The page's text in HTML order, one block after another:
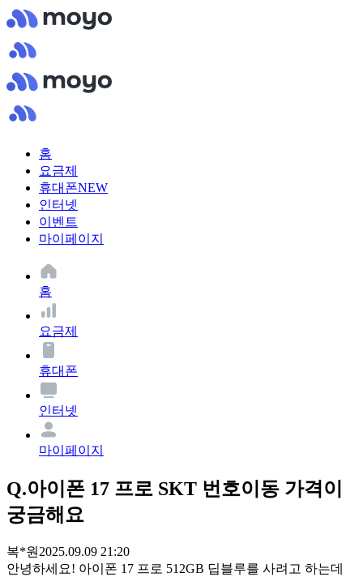
홈
요금제
휴대폰NEW
인터넷
이벤트
마이페이지
홈
요금제
휴대폰
인터넷
마이페이지
Q.아이폰 17 프로 SKT 번호이동 가격이
궁금해요
복*원 2025.09.09 21:20
안녕하세요! 아이폰 17 프로 512GB 딥블루를 사려고 하는데